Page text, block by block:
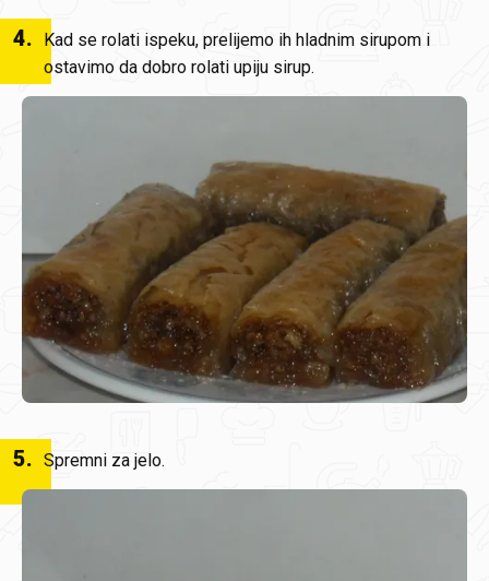
4.
Kad se rolati ispeku, prelijemo ih hladnim sirupom i
ostavimo da dobro rolati upiju sirup.
5. Spremni za jelo.